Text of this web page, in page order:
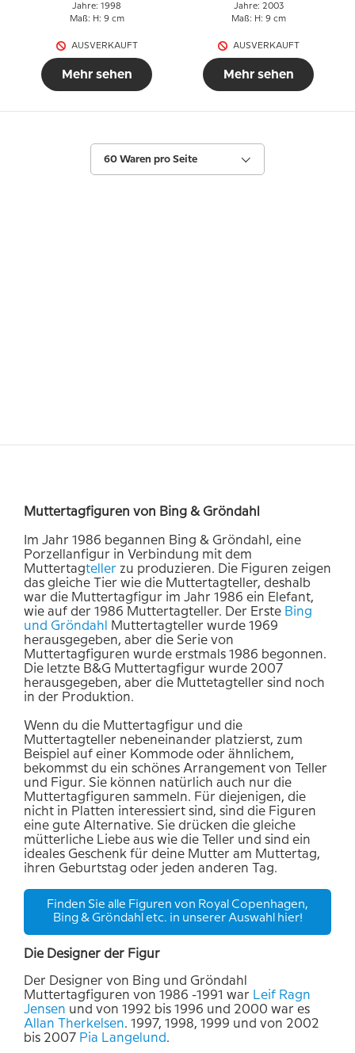
Jahre: 1998
Maß: H: 9 cm
AUSVERKAUFT
Mehr sehen
Jahre: 2003
Maß: H: 9 cm
AUSVERKAUFT
Mehr sehen
60 Waren pro Seite
Muttertagfiguren von Bing & Gröndahl
Im Jahr 1986 begannen Bing & Gröndahl, eine
Porzellanfigur in Verbindung mit dem
Muttertagteller zu produzieren. Die Figuren zeigen
das gleiche Tier wie die Muttertagteller, deshalb
war die Muttertagfigur im Jahr 1986 ein Elefant,
wie auf der 1986 Muttertagteller. Der Erste Bing
und Gröndahl
Muttertagteller wurde 1969
herausgegeben, aber die Serie von
Muttertagfiguren wurde erstmals 1986 begonnen.
Die letzte B&G Muttertagfigur wurde 2007
herausgegeben, aber die Muttetagteller sind noch
in der Produktion.
Wenn du die Muttertagfigur und die
Muttertagteller nebeneinander platzierst, zum
Beispiel auf einer Kommode oder ähnlichem,
bekommst du ein schönes Arrangement von Teller
und Figur. Sie können natürlich auch nur die
Muttertagfiguren sammeln. Für diejenigen, die
nicht in Platten interessiert sind, sind die Figuren
eine gute Alternative. Sie drücken die gleiche
mütterliche Liebe aus wie die Teller und sind ein
ideales Geschenk für deine Mutter am Muttertag,
ihren Geburtstag oder jeden anderen Tag.
Finden Sie alle Figuren von Royal Copenhagen,
Bing & Gröndahl etc. in unserer Auswahl hier!
Die Designer der Figur
Der Designer von Bing und Gröndahl
Muttertagfiguren von 1986 -1991 war Leif Ragn
Jensen und von 1992 bis 1996 und 2000 war es
Allan Therkelsen. 1997, 1998, 1999 und von 2002
bis 2007 Pia Langelund .